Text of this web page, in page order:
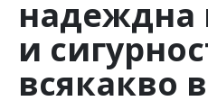
надеждна
и
всякакво